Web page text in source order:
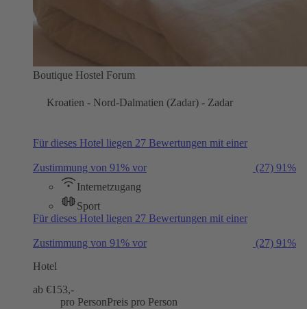
Boutique Hostel Forum
Kroatien - Nord-Dalmatien (Zadar) - Zadar
Für dieses Hotel liegen 27 Bewertungen mit einer
Zustimmung von 91% vor (27) 91%
Internetzugang
Sport
Für dieses Hotel liegen 27 Bewertungen mit einer
Zustimmung von 91% vor (27) 91%
Hotel
ab €153,-
pro PersonPreis pro Person